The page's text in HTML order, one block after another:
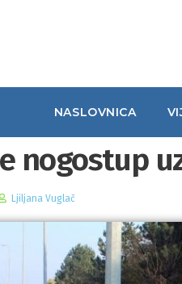
NASLOVNICA
nogostup
Ljiljana Vuglač